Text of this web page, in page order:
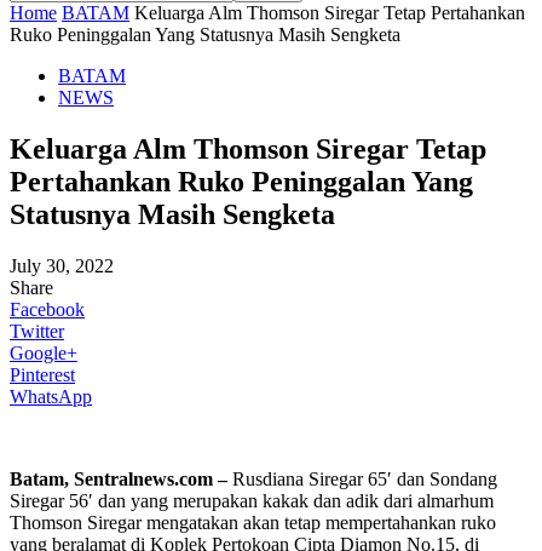
Home BATAM Keluarga Alm Thomson Siregar Tetap Pertahankan
Ruko Peninggalan Yang Statusnya Masih Sengketa
BATAM
NEWS
Keluarga Alm Thomson Siregar Tetap
Pertahankan Ruko Peninggalan Yang
Statusnya Masih Sengketa
July 30, 2022
Share
Facebook
Twitter
Google+
Pinterest
WhatsApp
Batam, Sentralnews.com –Rusdiana Siregar 65′ dan Sondang
Siregar 56′ dan yang merupakan kakak dan adik dari almarhum
Thomson Siregar mengatakan akan tetap mempertahankan ruko
yang beralamat di Koplek Pertokoan Cipta Diamon No.15, di